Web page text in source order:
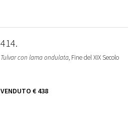
414
Tulvar con lama ondulata, Fine del XIX Secolo
VENDUTO € 438